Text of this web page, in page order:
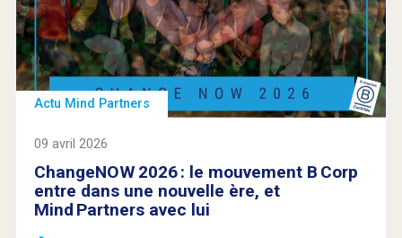
Actu Mind Partners
09 avril 2026
ChangeNOW 2026 : le mouvement B Corp
entre dans une nouvelle ère, et
Mind Partners avec lui